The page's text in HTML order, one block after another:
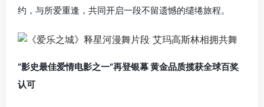
约，与所爱重逢，共同开启一段不留遗憾的缱绻旅程。
“影史最佳爱情电影之一”再登银幕 黄金品质揽获全球百奖
认可